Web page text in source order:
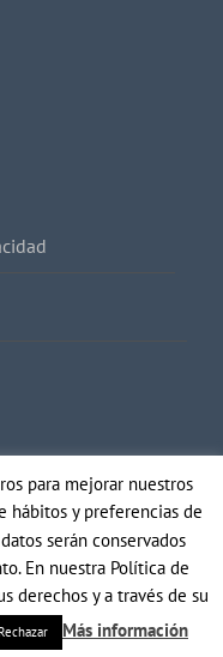
reservados
para mejorar nuestros
hábitos y preferencias de
serán conservados
En nuestra Política de
derechos y a través de su
Rechazar Más información